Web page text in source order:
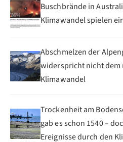
Buschbrände in
Klimawandel spielen
Abschmelzen der
widerspricht nicht dem
Klimawandel
Trockenheit am
gab es schon 1540 –
Ereignisse durch den